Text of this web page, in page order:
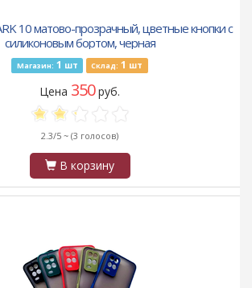
10 матово-прозрачный, цветные кнопки с
силиконовым бортом, черная
Магазин: 1 шт Склад: 1 шт
Цена 350руб.
2.3/5 ~ (3 голосов)
В корзину